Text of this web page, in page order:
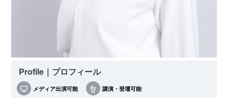
Profile｜プロフィール
メディア出演可能 講演・登壇可能